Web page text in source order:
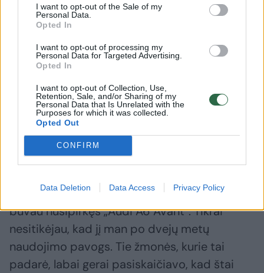
I want to opt-out of the Sale of my
Personal Data.
Opted In
I want to opt-out of processing my
Personal Data for Targeted Advertising.
Opted In
I want to opt-out of Collection, Use,
Retention, Sale, and/or Sharing of my
Personal Data that Is Unrelated with the
Purposes for which it was collected.
Opted Out
CONFIRM
Data Deletion Data Access Privacy Policy
– Ar klausotės savo dainų?
– Buvo laikas, kai klausydavausi, o dabar
– Žinau, kad jums koncertuojant ir net per
jūsų gimtadienį pavogė automobilį. Kaip
tai apskritai galėjo nutikti?
– Taip, turėjau tokį išprotėjimo laikotarpį, kai
buvau nusipirkęs „Audi A6 Avant“. Tikrai
nesitikėjau, kad jį man po dvejų metų
naudojimo pavogs. Tie žmonės, kurie tai
padarė, labai gerai pasiskaičiavo, kad štai